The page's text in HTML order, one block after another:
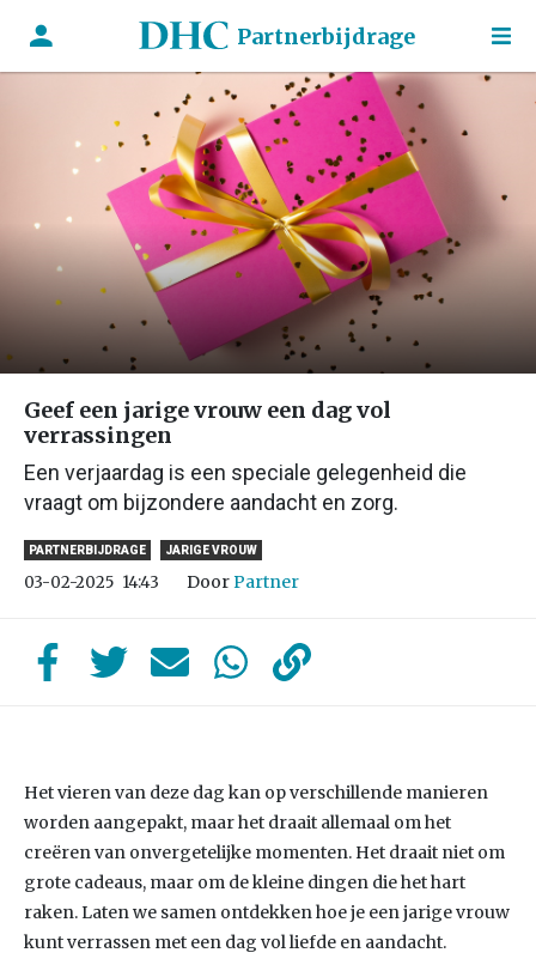
Partnerbijdrage
Geef een jarige vrouw een dag vol
verrassingen
Een verjaardag is een speciale gelegenheid die
vraagt om bijzondere aandacht en zorg.
PARTNERBIJDRAGE JARIGE VROUW
03-02-2025 14:43 DoorPartner
Het vieren van deze dag kan op verschillende manieren
worden aangepakt, maar het draait allemaal om het
creëren van onvergetelijke momenten. Het draait niet om
grote cadeaus, maar om de kleine dingen die het hart
raken. Laten we samen ontdekken hoe je een jarige vrouw
kunt verrassen met een dag vol liefde en aandacht.